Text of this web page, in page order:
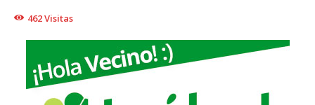
462Visitas